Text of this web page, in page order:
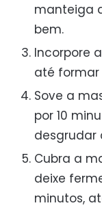
manteiga
bem.
Incorpore
até formar
Sove a
por 10
desgrudar
Cubra a
deixe
minutos,